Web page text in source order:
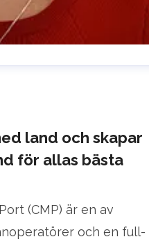
land och skapar
för allas bästa
(CMP) är en av
och en full-